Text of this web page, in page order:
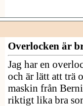
Overlocken är
Jag har en
och är lätt att trä
maskin från
riktigt lika bra